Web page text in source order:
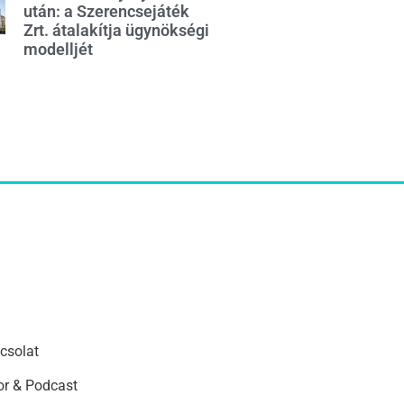
után: a Szerencsejáték
Zrt. átalakítja ügynökségi
modelljét
& Podcast